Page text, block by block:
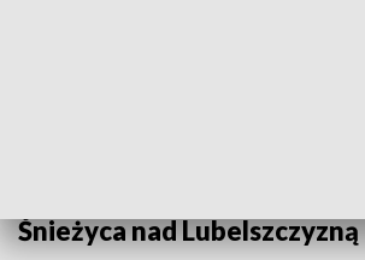
Śnieżyca nad Lubelszczyzną